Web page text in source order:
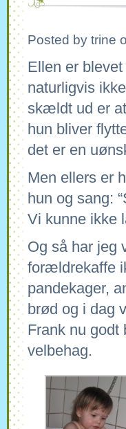
Posted by trine
Ellen er
naturligvis
skældt ud er
hun bliver
det er en
Men ellers er
hun og sang:
Vi kunne ikke
Og så har jeg
forældrekaffe
pandekager,
brød og i dag
Frank nu godt
velbehag.